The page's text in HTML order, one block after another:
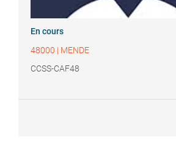
En cours
48000 | MENDE
CCSS-CAF48